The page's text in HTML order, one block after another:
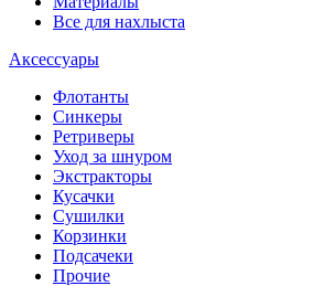
Все для нахлыста
Аксессуары
Флотанты
Синкеры
Ретриверы
Уход за шнуром
Экстракторы
Кусачки
Сушилки
Корзинки
Подсачеки
Прочие